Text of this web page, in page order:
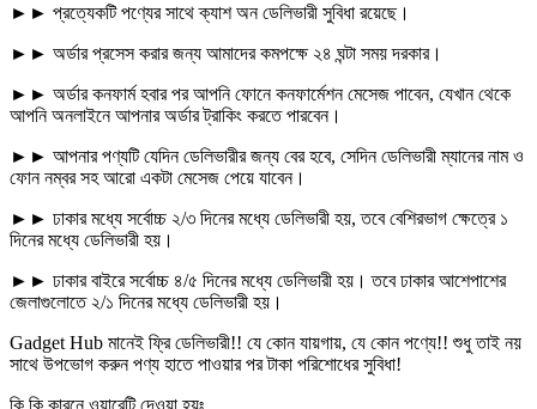
►► প্রত্যেকটি পণ্যের সাথে ক্যাশ অন ডেলিভারী সুবিধা রয়েছে।
►► অর্ডার প্রসেস করার জন্য আমাদের কমপক্ষে ২৪ ঘন্টা সময় দরকার।
►► অর্ডার কনফার্ম হবার পর আপনি ফোনে কনফার্মেশন মেসেজ পাবেন, যেখান থেকে
আপনি অনলাইনে আপনার অর্ডার ট্রাকিং করতে পারবেন।
►► আপনার পণ্যটি যেদিন ডেলিভারীর জন্য বের হবে, সেদিন ডেলিভারী ম্যানের নাম ও
ফোন নম্বর সহ আরো একটা মেসেজ পেয়ে যাবেন।
►► ঢাকার মধ্যে সর্বোচ্চ ২/৩ দিনের মধ্যে ডেলিভারী হয়, তবে বেশিরভাগ ক্ষেত্রে ১
দিনের মধ্যে ডেলিভারী হয়।
►► ঢাকার বাইরে সর্বোচ্চ ৪/৫ দিনের মধ্যে ডেলিভারী হয়। তবে ঢাকার আশেপাশের
জেলাগুলোতে ২/১ দিনের মধ্যে ডেলিভারী হয়।
Gadget Hub মানেই ফ্রি ডেলিভারী!! যে কোন যায়গায়, যে কোন পণ্যে!! শুধু তাই নয়
সাথে উপভোগ করুন পণ্য হাতে পাওয়ার পর টাকা পরিশোধের সুবিধা!
কি কি কারনে ওয়ারেন্টি দেওয়া হয়ঃ